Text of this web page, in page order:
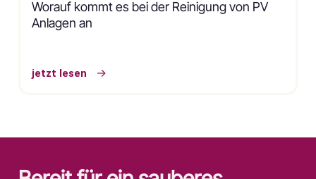
Worauf kommt es bei der Reinigung von PV
Anlagen an
jetzt lesen